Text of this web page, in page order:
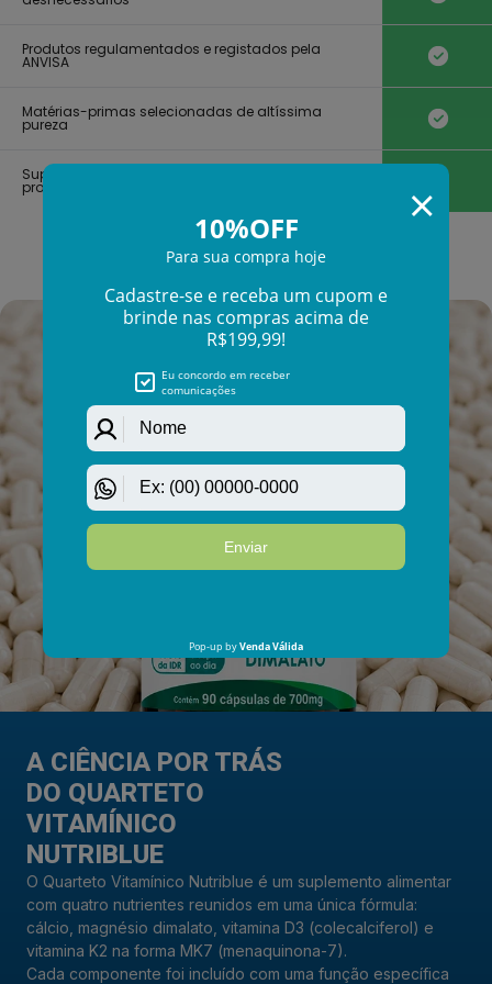
Produtos regulamentados e registados pela
ANVISA
Matérias-primas selecionadas de altíssima
pureza
Suporte e desenvolvimento guiado por
profissionais da saúde
A CIÊNCIA POR TRÁS
DO QUARTETO
VITAMÍNICO
NUTRIBLUE
O Quarteto Vitamínico Nutriblue é um suplemento alimentar
com quatro nutrientes reunidos em uma única fórmula:
cálcio, magnésio dimalato, vitamina D3 (colecalciferol) e
vitamina K2 na forma MK7 (menaquinona-7).
Cada componente foi incluído com uma função específica